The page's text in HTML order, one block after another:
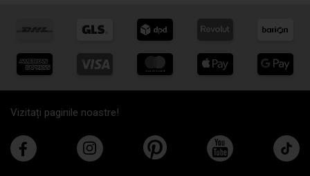
Vizitați paginile noastre!